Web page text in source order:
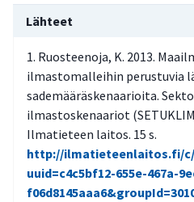
Lähteet
Ruosteenoja, K. 2013.
ilmastomalleihin perustuvia
sademääräskenaarioita.
ilmastoskenaariot
Ilmatieteen laitos. 15 s.
http://ilmatieteenlaitos.fi/
uuid=c4c5bf12-655e-467a-